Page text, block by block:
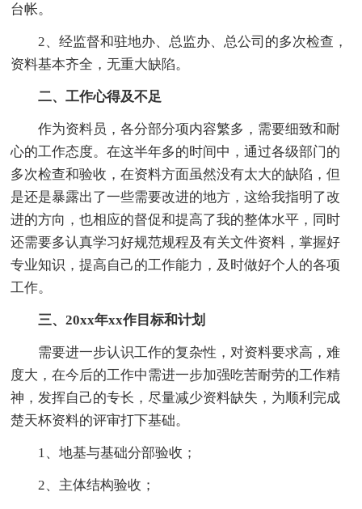
台帐。
2、经监督和驻地办、总监办、总公司的多次检查，
资料基本齐全，无重大缺陷。
二、工作心得及不足
作为资料员，各分部分项内容繁多，需要细致和耐
心的工作态度。在这半年多的时间中，通过各级部门的
多次检查和验收，在资料方面虽然没有太大的缺陷，但
是还是暴露出了一些需要改进的地方，这给我指明了改
进的方向，也相应的督促和提高了我的整体水平，同时
还需要多认真学习好规范规程及有关文件资料，掌握好
专业知识，提高自己的工作能力，及时做好个人的各项
工作。
三、20xx年xx作目标和计划
需要进一步认识工作的复杂性，对资料要求高，难
度大，在今后的工作中需进一步加强吃苦耐劳的工作精
神，发挥自己的专长，尽量减少资料缺失，为顺利完成
楚天杯资料的评审打下基础。
1、地基与基础分部验收；
2、主体结构验收；